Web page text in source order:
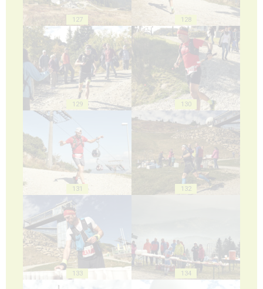
127 128
129 130
131 132
133 134